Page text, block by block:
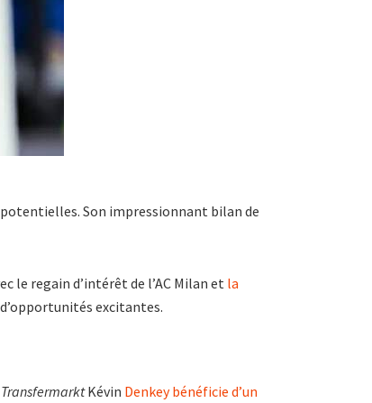
Son impressionnant bilan de
le regain d’intérêt de l’AC Milan et la
excitantes.
TransfermarktKévin Denkey bénéficie d’un